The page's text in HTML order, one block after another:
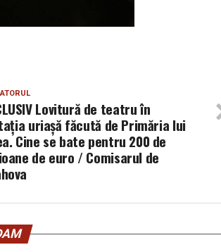
Lovitură de teatru în
uriașă făcută de Primăria lui
Cine se bate pentru 200 de
de euro / Comisarul de